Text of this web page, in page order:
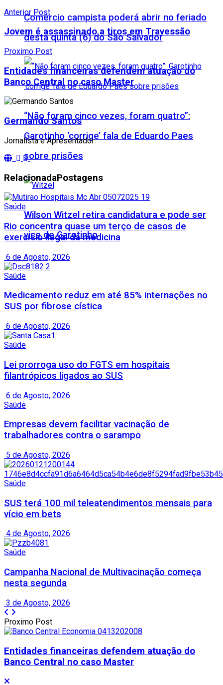
Comércio campista poderá abrir no feriado
desta quinta (6) do São Salvador
“Não foram cinco vezes, foram quatro”:
Garotinho ‘corrige’ fala de Eduardo Paes
sobre prisões
Wilson Witzel retira candidatura e pode ser
vice de Garotinho
Anterior Post
Jovem é assassinado a tiros em Travessão
Proximo Post
Entidades financeiras defendem atuação do
Banco Central no caso Master
Germando Santos
Jornalista e Apresentador
RelacionadaPostagens
Saúde
Rio concentra quase um terço de casos de
exercício ilegal da medicina
6 de Agosto, 2026
Saúde
Medicamento reduz em até 85% internações no
SUS por fibrose cística
6 de Agosto, 2026
Saúde
Lei prorroga uso do FGTS em hospitais
filantrópicos ligados ao SUS
6 de Agosto, 2026
Saúde
Empresas devem facilitar vacinação de
trabalhadores contra o sarampo
5 de Agosto, 2026
Saúde
SUS terá 100 mil teleatendimentos mensais para
vício em bets
4 de Agosto, 2026
Saúde
Campanha Nacional de Multivacinação começa
nesta segunda
3 de Agosto, 2026
Proximo Post
Entidades financeiras defendem atuação do
Banco Central no caso Master